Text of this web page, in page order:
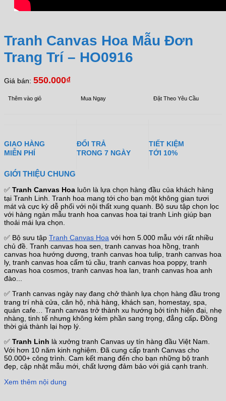
Tranh Canvas Hoa Mẫu Đơn
Trang Trí – HO0916
Giá bán: 550.000₫
Thêm vào giỏ Mua Ngay Đặt Theo Yêu Cầu
GIAO HÀNG
MIỄN PHÍ
ĐỔI TRẢ
TRONG 7 NGÀY
TIẾT KIỆM
TỚI 10%
GIỚI THIỆU CHUNG
✅ Tranh Canvas Hoa luôn là lựa chọn hàng đầu của khách hàng
tại Tranh Linh. Tranh hoa mang tới cho bạn một không gian tươi
mát và cực kỳ dễ phối với nội thất xung quanh. Bộ sưu tập chọn lọc
với hàng ngàn mẫu tranh hoa canvas hoa tại tranh Linh giúp bạn
thoải mái lựa chọn.
✅ Bộ sưu tập Tranh Canvas Hoa với hơn 5.000 mẫu với rất nhiều
chủ đề. Tranh canvas hoa sen, tranh canvas hoa hồng, tranh
canvas hoa hướng dương, tranh canvas hoa tulip, tranh canvas hoa
ly, tranh canvas hoa cẩm tú cầu, tranh canvas hoa poppy, tranh
canvas hoa cosmos, tranh canvas hoa lan, tranh canvas hoa anh
đào...
✅ Tranh canvas ngày nay đang chở thành lựa chọn hàng đầu trong
trang trí nhà cửa, căn hộ, nhà hàng, khách sạn, homestay, spa,
quán cafe… Tranh canvas trở thành xu hướng bởi tính hiện đại, nhẹ
nhàng, tinh tế nhưng không kém phần sang trọng, đẳng cấp. Đồng
thời giá thành lại hợp lý.
✅ Tranh Linh là xưởng tranh Canvas uy tín hàng đầu Việt Nam.
Với hơn 10 năm kinh nghiệm. Đã cung cấp tranh Canvas cho
50.000+ công trình. Cam kết mang đến cho bạn những bộ tranh
đẹp, cập nhật mẫu mới, chất lượng đảm bảo với giá cạnh tranh.
Xem thêm nội dung